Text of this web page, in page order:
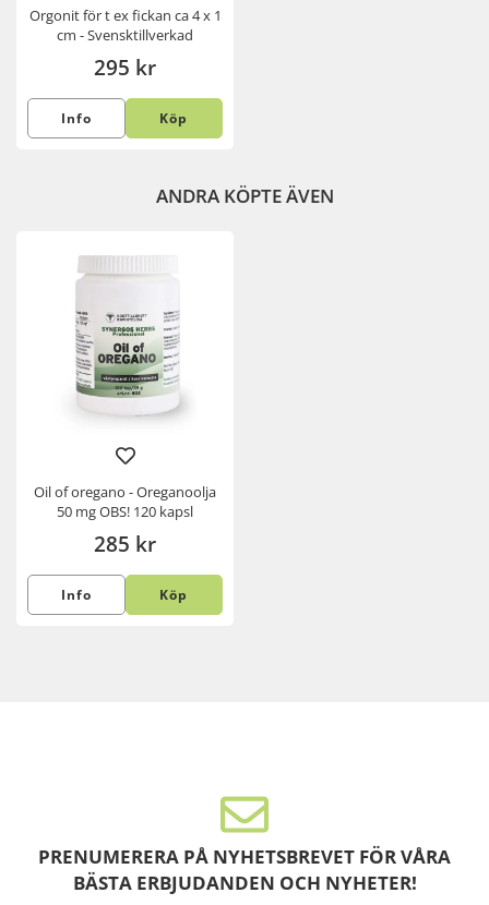
Orgonit för t ex fickan ca 4 x 1
cm - Svensktillverkad
295 kr
Info Köp
ANDRA KÖPTE ÄVEN
Oil of oregano - Oreganoolja
50 mg OBS! 120 kapsl
285 kr
Info Köp
PRENUMERERA PÅ NYHETSBREVET FÖR VÅRA
BÄSTA ERBJUDANDEN OCH NYHETER!